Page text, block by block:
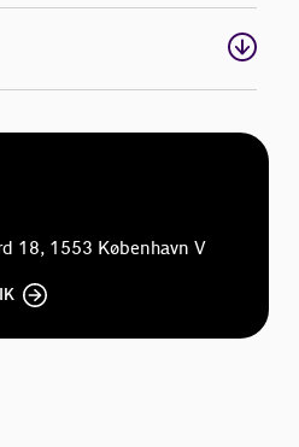
18, 1553 København V